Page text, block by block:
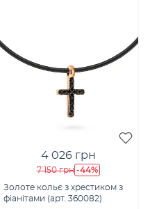
4 026 грн
7 150 грн -44%
Золоте кольє з хрестиком з
фіанітами (арт. 360082)